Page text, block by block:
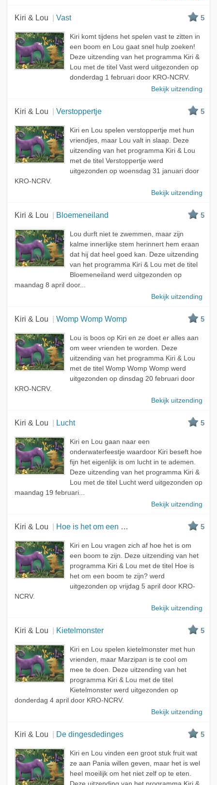
Kiri & Lou Vast 5
Kiri komt tijdens het spelen vast te zitten in
een boom en Lou gaat snel hulp zoeken!
Deze uitzending van het programma Kiri &
Lou met de titel Vast werd uitgezonden op
donderdag 1 februari door KRO-NCRV.
Bekijk uitzending
Kiri & Lou Verstoppertje 5
Kiri en Lou spelen verstoppertje met hun
vriendjes, maar Lou valt in slaap. Deze
uitzending van het programma Kiri & Lou
met de titel Verstoppertje werd
uitgezonden op woensdag 31 januari door
KRO-NCRV.
Bekijk uitzending
Kiri & Lou Bloemeneiland 5
Lou durft niet te zwemmen, maar zijn
kalme innerlijke stem herinnert hem eraan
dat hij dat heel goed kan. Deze uitzending
van het programma Kiri & Lou met de titel
Bloemeneiland werd uitgezonden op
maandag 8 april door...
Bekijk uitzending
Kiri & Lou Womp Womp Womp 5
Lou is boos op Kiri en ze doet er alles aan
om weer vrienden te worden. Deze
uitzending van het programma Kiri & Lou
met de titel Womp Womp Womp werd
uitgezonden op dinsdag 20 februari door
KRO-NCRV.
Bekijk uitzending
Kiri & Lou Lucht 5
Kiri en Lou gaan naar een
onderwaterfeestje waardoor Kiri beseft hoe
fijn het eigenlijk is om lucht in te ademen.
Deze uitzending van het programma Kiri &
Lou met de titel Lucht werd uitgezonden op
maandag 19 februari...
Bekijk uitzending
Kiri & Lou Hoe is het om een boom te zijn? 5
Kiri en Lou vragen zich af hoe het is om
een boom te zijn. Deze uitzending van het
programma Kiri & Lou met de titel Hoe is
het om een boom te zijn? werd
uitgezonden op vrijdag 5 april door KRO-
NCRV.
Bekijk uitzending
Kiri & Lou Kietelmonster 5
Kiri en Lou spelen kietelmonster met hun
vrienden, maar Marzipan is te cool om
mee te doen. Deze uitzending van het
programma Kiri & Lou met de titel
Kietelmonster werd uitgezonden op
donderdag 4 april door KRO-NCRV.
Bekijk uitzending
Kiri & Lou De dingesdedinges 5
Kiri en Lou vinden een groot stuk fruit wat
ze aan Pania willen geven, maar het is wel
heel moeilijk om het niet zelf op te eten.